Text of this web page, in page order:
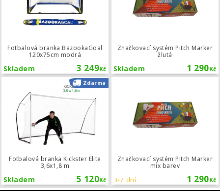
Fotbalová branka BazookaGoal
120x75cm modrá
3 249Kč
Skladem
Značkovací systém Pitch Marker
žlutá
1 290Kč
Skladem
Fotbalová branka Kickster Elite
3,6x1,8 m
5 120Kč
Skladem
Zdarma
Značkovací systém Pitch Marker
mix barev
1 290Kč
3-7 dní